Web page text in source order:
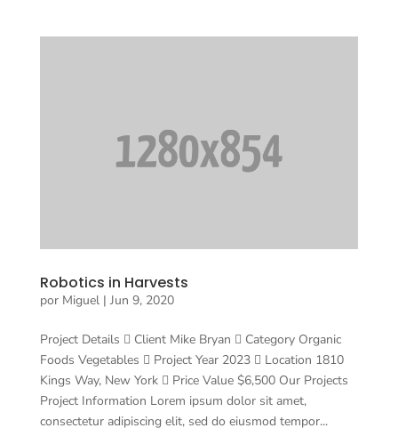
Robotics in Harvests
por Miguel| Jun 9, 2020
Project Details  Client Mike Bryan  Category Organic
Foods Vegetables  Project Year 2023  Location 1810
Kings Way, New York  Price Value $6,500 Our Projects
Project Information Lorem ipsum dolor sit amet,
consectetur adipiscing elit, sed do eiusmod tempor...